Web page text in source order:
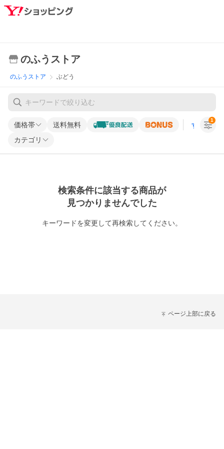
のふうストア
のふうストア ぶどう
価格帯 送料無料 すべての条
カテゴリ
1
検索条件に該当する商品が
見つかりませんでした
キーワードを変更して再検索してください。
ページ上部に戻る